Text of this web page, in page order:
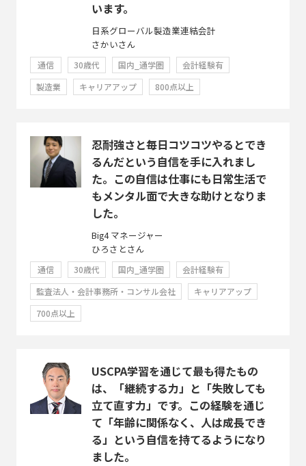
います。
日系グローバル製造業連結会計
さかいさん
通信 30歳代 国内_通学圏
会計経験有
製造業
キャリアアップ 800点以上
忍耐強さと毎日コツコツやるとでき
るんだという自信を手に入れまし
た。この自信は仕事にも日常生活で
もメンタル面で大きな助けとなりま
した。
Big4 マネージャー
ひろさとさん
通信 30歳代 国内_通学圏
会計経験有
監査法人・会計事務所・コンサル会社
キャリアアップ
700点以上
USCPA学習を通じて最も得たもの
は、「継続する力」と「失敗しても
立て直す力」です。この経験を通じ
て「年齢に関係なく、人は成長でき
る」という自信を持てるようになり
ました。